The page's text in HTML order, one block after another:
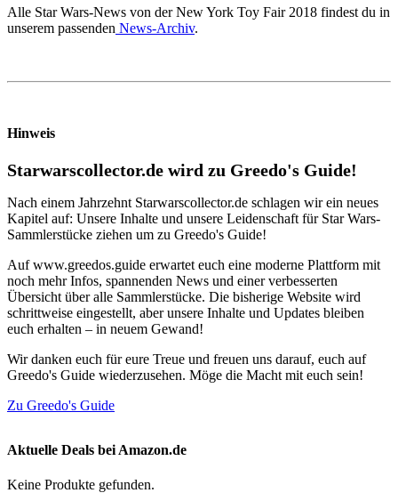
Alle Star Wars-News von der New York Toy Fair 2018 findest du in
unserem passenden News-Archiv.
Hinweis
Starwarscollector.de wird zu Greedo's Guide!
Nach einem Jahrzehnt Starwarscollector.de schlagen wir ein neues
Kapitel auf: Unsere Inhalte und unsere Leidenschaft für Star Wars-
Sammlerstücke ziehen um zu Greedo's Guide!
Auf www.greedos.guide erwartet euch eine moderne Plattform mit
noch mehr Infos, spannenden News und einer verbesserten
Übersicht über alle Sammlerstücke. Die bisherige Website wird
schrittweise eingestellt, aber unsere Inhalte und Updates bleiben
euch erhalten – in neuem Gewand!
Wir danken euch für eure Treue und freuen uns darauf, euch auf
Greedo's Guide wiederzusehen. Möge die Macht mit euch sein!
Zu Greedo's Guide
Aktuelle Deals bei Amazon.de
Keine Produkte gefunden.